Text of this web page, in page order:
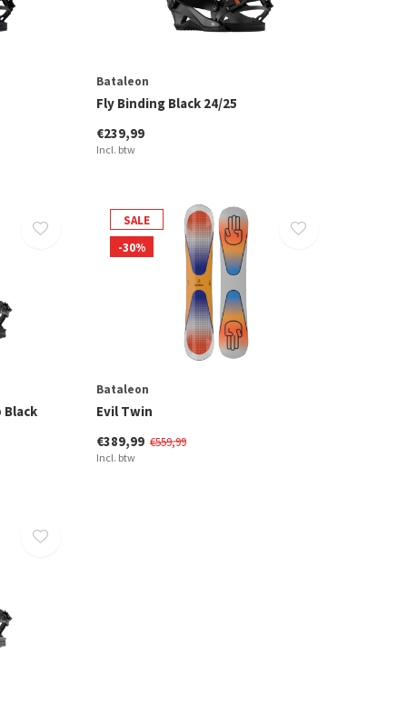
Bataleon
Fly Binding Black 24/25
€239,99
Incl. btw
Black
SALE
-30%
Bataleon
Evil Twin
€389,99 €559,99
Incl. btw